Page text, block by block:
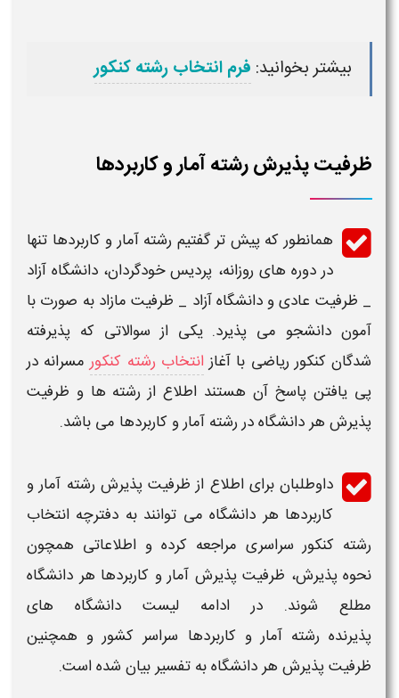
بیشتر بخوانید:فرم انتخاب رشته کنکور
ظرفیت پذیرش رشته آمار و کاربردها
همانطور که پیش تر گفتیمرشته آمار و کاربردهاتنها
در دوره های روزانه، پردیس خودگردان،دانشگاهآزاد
_ظرفیتعادی ودانشگاهآزاد _ ظرفیتمازاد به صورت با
آمون دانشجو می پذیرد. یکی از سوالاتی که پذیرفته
شدگانکنکور ریاضیبا آغازانتخاب رشته کنکور مسرانه در
پی یافتن پاسخ آن هستند اطلاع ازرشتهها وظرفیت
پذیرش هردانشگاهدررشته آمار و کاربردهامی باشد.
داوطلبان برای اطلاع ازظرفیتپذیرشرشته آمار و
کاربردهاهردانشگاهمی توانند به دفترچهانتخاب
رشته کنکور سراسریمراجعه کرده و اطلاعاتی همچون
نحوه پذیرش،ظرفیت پذیرش آمار و کاربردهاهردانشگاه
مطلع شوند. در ادامه
لیست دانشگاه
های
پذیرنده رشتهآمار و کاربردهاسراسر کشور و همچنین
ظرفیت پذیرشهردانشگاهبه تفسیر بیان شده است.